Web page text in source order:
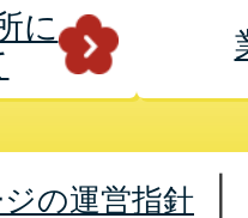
に
の運営指針